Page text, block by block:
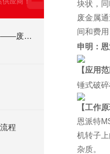
废金属高效回收处理设备——废钢边角料锤式撕碎机
程
块状，
废金属
间和费
申明：
【应用
锤式破
【工作
恩派特
机转子
杂质。